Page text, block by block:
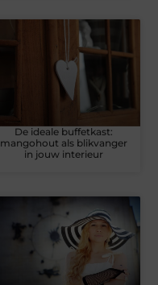
De ideale buffetkast:
mangohout als blikvanger
in jouw interieur